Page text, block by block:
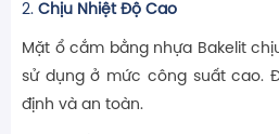
2. Chịu Nhiệt Độ Cao
Mặt ổ cắm bằng nhựa Bakelit
sử dụng ở mức công suất cao.
định và an toàn.